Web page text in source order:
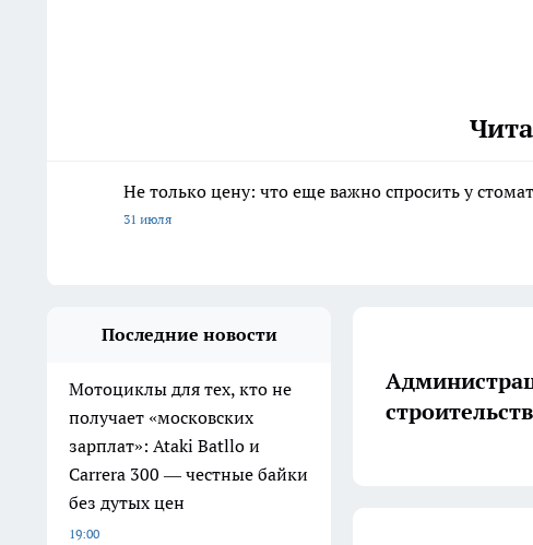
Не только цену: что еще важно спросить у
31 июля
Последние новости
Мотоциклы для тех, кто не
получает «московских
зарплат»: Ataki Batllo и
Carrera 300 — честные байки
без дутых цен
19:00